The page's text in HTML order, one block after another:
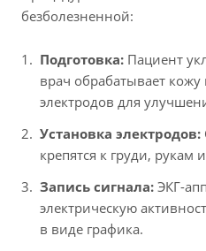
безболезненной:
Подготовка: Пациент
врач обрабатывает кожу
электродов для
Установка электродов:
крепятся к груди, рукам
Запись сигнала: ЭКГ-
электрическую
в виде графика.